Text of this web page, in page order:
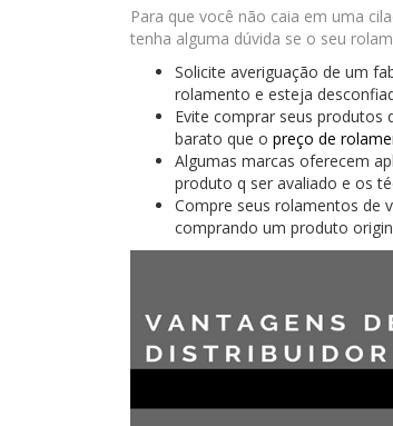
Para que você não caia em uma
tenha alguma dúvida se o seu
Solicite averiguação de um
rolamento e esteja
Evite comprar seus
barato que o preço de
Algumas marcas oferecem
produto q ser avaliado e os
Compre seus rolamentos de
comprando um produto